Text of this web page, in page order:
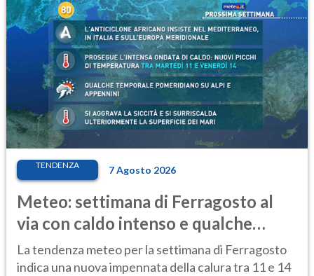
TENDENZA 7 Agosto 2026
Meteo: settimana di Ferragosto al
via con caldo intenso e qualche
temporale
La tendenza meteo per la settimana di Ferragosto
indica una nuova impennata della calura tra 11 e 14